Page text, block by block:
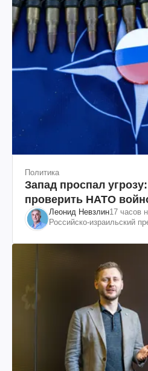
Политика
Запад проспал
проверить НАТО
Леонид Невзлин17 часов
Российско-израильский
"ЮКОСа"